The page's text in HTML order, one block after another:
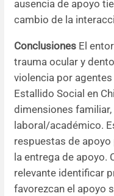
ausencia de apoyo
cambio de la
Conclusiones El
trauma ocular y
violencia por
Estallido Social en
dimensiones
laboral/académico.
respuestas de
la entrega de apoyo.
relevante identificar
favorezcan el apoyo